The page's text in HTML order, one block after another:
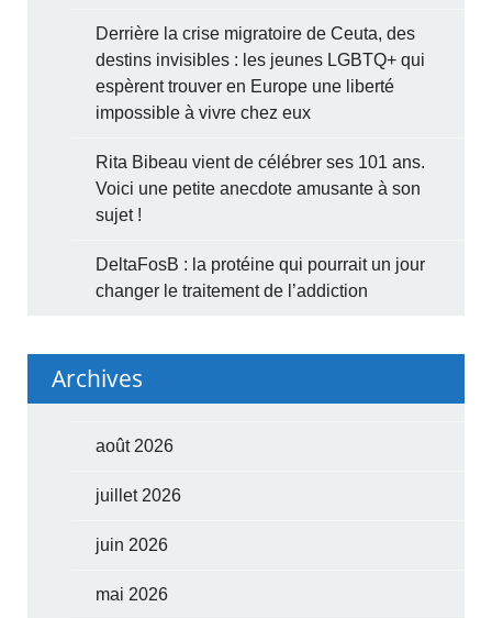
Derrière la crise migratoire de Ceuta, des
destins invisibles : les jeunes LGBTQ+ qui
espèrent trouver en Europe une liberté
impossible à vivre chez eux
Rita Bibeau vient de célébrer ses 101 ans.
Voici une petite anecdote amusante à son
sujet !
DeltaFosB : la protéine qui pourrait un jour
changer le traitement de l’addiction
Archives
août 2026
juillet 2026
juin 2026
mai 2026